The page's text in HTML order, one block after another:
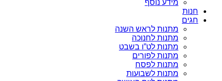
מידע נוסף
חנות
חגים
מתנות לראש השנה
מתנות לחנוכה
מתנות לט”ו בשבט
מתנות לפורים
מתנות לפסח
מתנות לשבועות